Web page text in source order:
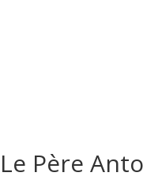
Le Père